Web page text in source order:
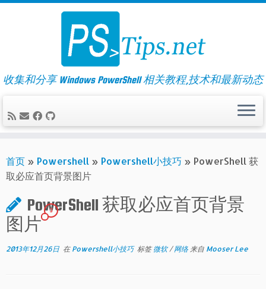
Skip
收集和分享 Windows PowerShell 相关教程,技术和最新动态
首页 » Powershell » Powershell小技巧 » PowerShell 获
取必应首页背景图片
PowerShell 获取必应首页背景
图片
3
2013年12月26日 在 Powershell小技巧 标签微软/网络 来自 Mooser Lee